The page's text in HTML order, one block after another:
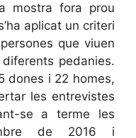
mostra fora prou
aplicat un criteri
que viuen
pedanies.
dones i 22 homes,
les entrevistes
se a terme les
de 2016 i